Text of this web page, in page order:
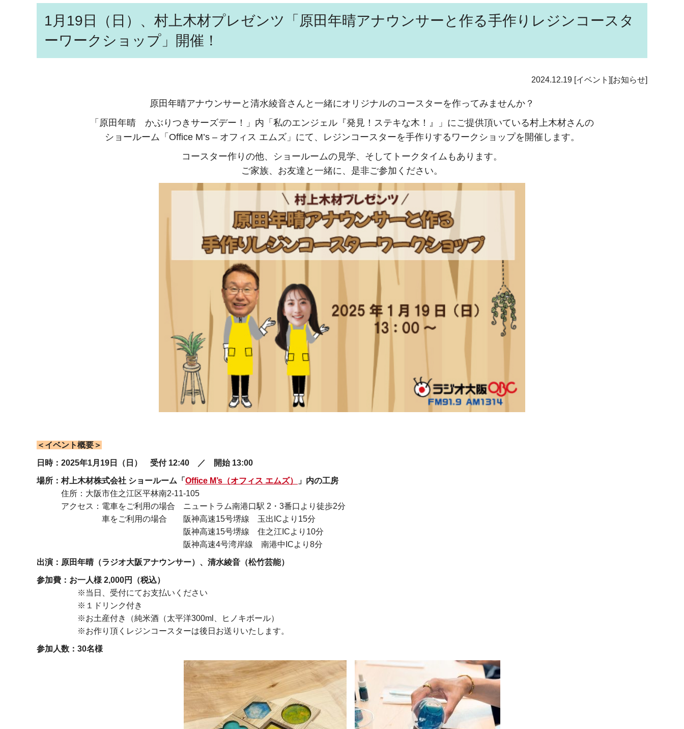
1月19日（日）、村上木材プレゼンツ「原田年晴アナウンサーと作る手作りレジンコースタ
ーワークショップ」開催！
2024.12.19 [イベント][お知らせ]
原田年晴アナウンサーと清水綾音さんと一緒にオリジナルのコースターを作ってみませんか？
「原田年晴 かぶりつきサーズデー！」内「私のエンジェル『発見！ステキな木！』」にご提供頂いている村上木材さんの
ショールーム「Office M’s – オフィス エムズ」にて、レジンコースターを手作りするワークショップを開催します。
コースター作りの他、ショールームの見学、そしてトークタイムもあります。
ご家族、お友達と一緒に、是非ご参加ください。
＜イベント概要＞
日時：2025年1月19日（日） 受付 12:40 ／ 開始 13:00
場所：村上木材株式会社 ショールーム「 Office M’s（オフィス エムズ）
」内の工房
住所：大阪市住之江区平林南2-11-105
アクセス：電車をご利用の場合 ニュートラム南港口駅 2・3番口より徒歩2分
車をご利用の場合 阪神高速15号堺線 玉出ICより15分
阪神高速15号堺線 住之江ICより10分
阪神高速4号湾岸線 南港中ICより8分
出演：原田年晴（ラジオ大阪アナウンサー）、清水綾音（松竹芸能）
参加費：お一人様 2,000円（税込）
※当日、受付にてお支払いください
※１ドリンク付き
※お土産付き（純米酒（太平洋300ml、ヒノキボール）
※お作り頂くレジンコースターは後日お送りいたします。
参加人数：30名様